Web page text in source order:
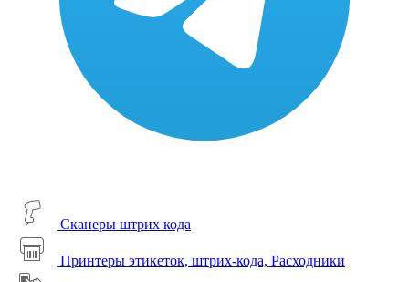
Сканеры штрих кода
Принтеры этикеток, штрих-кода, Расходники